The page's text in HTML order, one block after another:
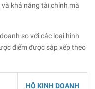
khả năng tài chính mà
so với các loại hình
điểm được sắp xếp theo
HỘ KINH DOANH